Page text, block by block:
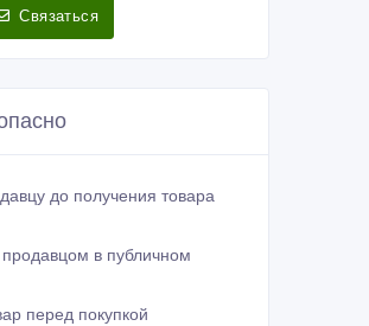
Связаться
до получения товара
продавцом в публичном
перед покупкой